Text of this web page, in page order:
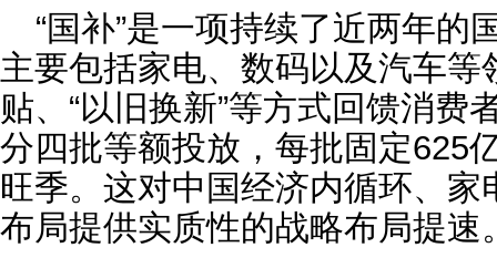
“国补”是一项持续了近两年的
主要包括家电、数码以及汽车等
贴、“以旧换新”等方式回馈消费
分四批等额投放，每批固定625
旺季。这对中国经济内循环、
布局提供实质性的战略布局提速